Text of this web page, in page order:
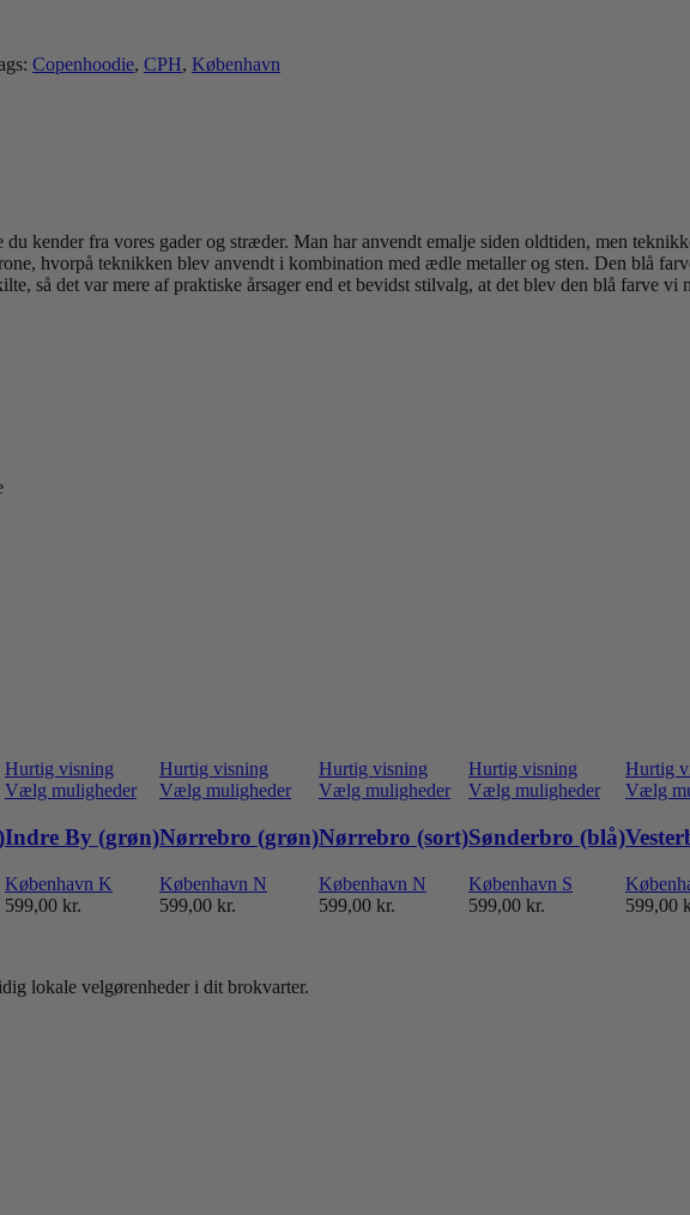
Copenhoodie, CPH, København
kender fra vores gader og stræder. Man har anvendt emalje siden oldtiden, men
hvorpå teknikken blev anvendt i kombination med ædle metaller og sten. Den blå
så det var mere af praktiske årsager end et bevidst stilvalg, at det blev den blå farve vi
varianter.
Mulighederne
kan
Hurtig visning
Vælg mulighederDette
har
flere
varianter.
Mulighederne
kan
varesiden
Indre By (grøn)
København K
599,00 kr.
Hurtig visning
Vælg mulighederDette
har
flere
varianter.
Mulighederne
varesiden
Nørrebro (grøn)
København N
599,00 kr.
Hurtig visning
Vælg mulighederDette
har
flere
varianter.
Mulighederne
kan
Nørrebro (sort)
København N
599,00 kr.
Hurtig visning
Vælg mulighederDette
har
flere
varianter.
Sønderbro (blå)
København S
599,00 kr.
Hurtig
Vælg
599,00
lokale velgørenheder i dit brokvarter.